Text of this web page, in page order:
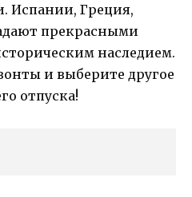
Испании, Греция,
прекрасными
наследием.
и выберите другое
отпуска!